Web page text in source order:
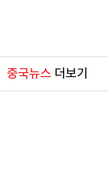
중국뉴스 더보기